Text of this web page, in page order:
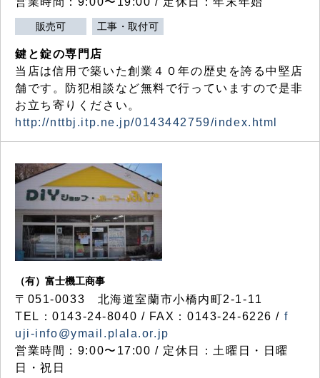
販売可 工事・取付可
鍵と錠の専門店
当店は信用で築いた創業４０年の歴史を誇る中堅店
舗です。防犯相談など無料で行っていますので是非
お立ち寄りください。
http://nttbj.itp.ne.jp/0143442759/index.html
（有）富士機工商事
〒051-0033 北海道室蘭市小橋内町2-1-11
TEL：0143-24-8040 / FAX：0143-24-6226 / f
uji-info@ymail.plala.or.jp
営業時間：9:00〜17:00 / 定休日：土曜日・日曜
日・祝日